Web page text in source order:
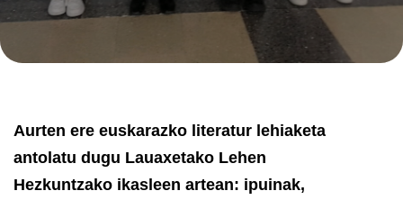
Aurten ere euskarazko literatur lehiaketa
antolatu dugu Lauaxetako Lehen
Hezkuntzako ikasleen artean: ipuinak,